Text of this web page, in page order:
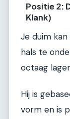
Positie 2:
Klank)
Je duim
hals te
octaag
Hij is
vorm en is